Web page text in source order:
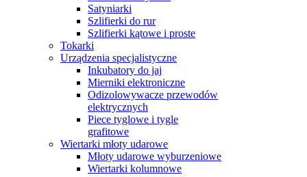
Satyniarki
Szlifierki do rur
Szlifierki kątowe i proste
Tokarki
Urządzenia specjalistyczne
Inkubatory do jaj
Mierniki elektroniczne
Odizolowywacze przewodów
elektrycznych
Piece tyglowe i tygle
grafitowe
Wiertarki młoty udarowe
Młoty udarowe wyburzeniowe
Wiertarki kolumnowe